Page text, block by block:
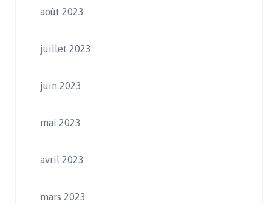
août 2023
juillet 2023
juin 2023
mai 2023
avril 2023
mars 2023